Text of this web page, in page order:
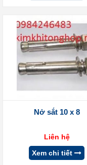
Nở sắt 10 x 8
Liên hệ
Xem chi tiết